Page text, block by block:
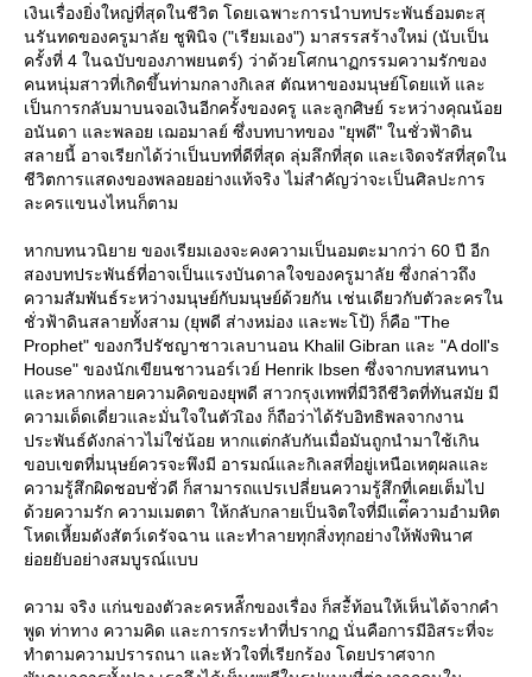
เงินเรื่องยิ่งใหญ่ที่สุดในชีวิต โดยเฉพาะการนำบทประพันธ์อมตะสุ
นรันทดของครูมาลัย ชูพินิจ ("เรียมเอง") มาสรรสร้างใหม่ (นับเป็น
ครั้งที่ 4 ในฉบับของภาพยนตร์) ว่าด้วยโศกนาฏกรรมความรักของ
คนหนุ่มสาวที่เกิดขึ้นท่ามกลางกิเลส ตัณหาของมนุษย์โดยแท้ และ
เป็นการกลับมาบนจอเงินอีกครั้งของครู และลูกศิษย์ ระหว่างคุณน้อ
อนันดา และพลอย เฌอมาลย์ ซึ่งบทบาทของ "ยุพดี" ในชั่วฟ้าดิน
สลายนี้ อาจเรียกได้ว่าเป็นบทที่ดีที่สุด ลุ่มลึกที่สุด และเจิดจรัสที่สุดใน
ชีวิตการแสดงของพลอยอย่างแท้จริง ไม่สำคัญว่าจะเป็นศิลปะการ
ละครแขนงไหนก็ตาม
หากบทนวนิยาย ของเรียมเองจะคงความเป็นอมตะมากว่า 60 ปี อีก
สองบทประพันธ์ที่อาจเป็นแรงบันดาลใจของครูมาลัย ซึ่งกล่าวถึง
ความสัมพันธ์ระหว่างมนุษย์กับมนุษย์ด้วยกัน เช่นเดียวกับตัวละครใน
ชั่วฟ้าดินสลายทั้งสาม (ยุพดี ส่างหม่อง และพะโป้) ก็คือ "The
Prophet" ของกวีปรัชญาชาวเลบานอน Khalil Gibran และ "A doll's
House" ของนักเขียนชาวนอร์เวย์ Henrik Ibsen ซึ่งจากบทสนทนา
ละหลากหลายความคิดของยุพดี สาวกรุงเทพที่มีวิถีชีวิตที่ทันสมัย มี
ความเด็ดเดี่ยวและมั่นใจในตัวเิอง ก็ถือว่าได้รับอิทธิพลจากงาน
ประพันธ์ดังกล่าวไม่ใช่น้อย หากแต่กลับกันเมื่อมันถูกนำมาใช้เกิน
ขอบเขตที่มนุษย์ควรจะพึงมี อารมณ์และกิเลสที่อยู่เหนือเหตุผลและ
ความรู้สึกผิดชอบชั่วดี ก็สามารถแปรเปลี่ยนความรู้สึกที่เคยเต็มไป
ด้วยความรัก ความเมตตา ให้กลับกลายเป็นจิตใจที่มีแต่ึความอำมหิต
หดเหี้ยมดังสัตว์เดรัจฉาน และทำลายทุกสิ่งทุกอย่างให้พังพินาศ
่อยยับอย่างสมบูรณ์แบบ
ความ จริง แก่นของตัวละครหลัีกของเรื่อง ก็สะื้ท้อนให้เห็นได้จากคำ
พูด ท่าทาง ความคิด และการกระทำที่ปรากฏ นั่นคือการมีอิสระที่จะ
ทำตามความปรารถนา และหัวใจที่เรียกร้อง โดยปราศจาก